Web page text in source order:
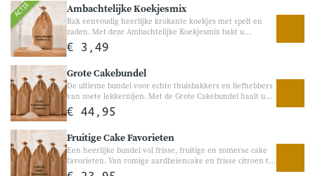
Perfect voor alle cakemixen van Bakgezond.
ACTIE Ambachtelijke Koekjesmix
Bak eenvoudig heerlijke krokante koekjes met spelt en
zaden. Met deze Ambachtelijke Koekjesmix bakt u
eenvoudig smaakvolle koekjes met speltbloem,
speltvlokken en heerlijke pitten en zaden. Perfect om
lekkers in huis te hebben voor onverwachte visite.
€ 3,49
Grote Cakebundel
De ultieme bundel voor echte thuisbakkers en liefhebbers
van zoete lekkernijen. Met de Grote Cakebundel haalt u
direct tien heerlijke cakemixen van Bakgezond in huis.
Van luchtige klassiekers en romige smaken tot chocolade,
gezellige bakmomenten thuis. Perfect om verschillende
smaken uit te proberen, altijd iets lekkers in huis te
hebben of samen gezellig te bakken. 10 heerlijke
cakemixen in één bundel Vol variatie voor iedere
€ 44,95
Fruitige Cake Favorieten
Een heerlijke bundel vol frisse, fruitige en zomerse cake
favorieten. Van romige aardbeiencake en frisse citroen tot
appeltaart en bananenbrood, met deze bundel bakt u thuis